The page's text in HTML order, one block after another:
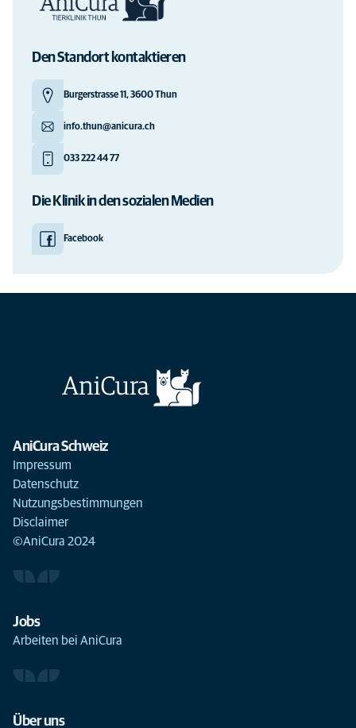
Den Standort kontaktieren
Burgerstrasse 11, 3600 Thun
info.thun@anicura.ch
033 222 44 77
Die Klinik in den sozialen Medien
Facebook
AniCura Schweiz
Impressum
Datenschutz
Nutzungsbestimmungen
Disclaimer
©AniCura 2024
Jobs
Arbeiten bei AniCura
Über uns